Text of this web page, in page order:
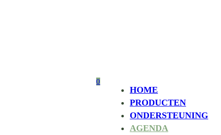
HOME
PRODUCTEN
ONDERSTEUNING
AGENDA
0